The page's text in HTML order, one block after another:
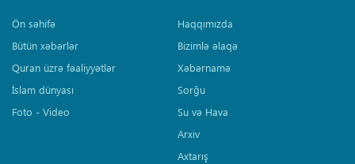
Ön səhifə
Bütün xəbərlər
Quran üzrə fəaliyyətlər
İslam dünyası
Foto - Video
Haqqımızda
Bizimlə əlaqə
Xəbərnamə
Sorğu
Su və Hava
Arxiv
Axtarış